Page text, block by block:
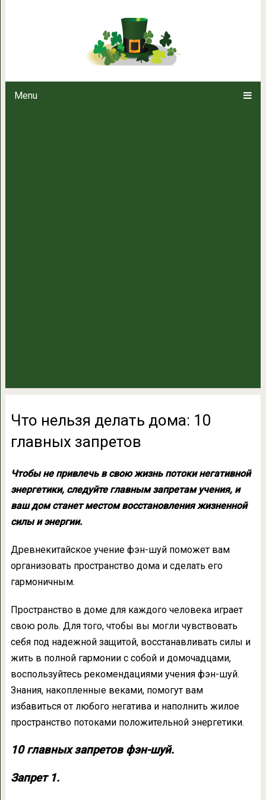
Menu
Что нельзя делать
Что нельзя делать дома: 10
главных запретов
Чтобы не привлечь в свою жизнь потоки негативной
энергетики, следуйте главным запретам учения, и
ваш дом станет местом восстановления жизненной
силы и энергии.
Древнекитайское учение фэн-шуй поможет вам
организовать пространство дома и сделать его
гармоничным.
Пространство в доме для каждого человека играет
свою роль. Для того, чтобы вы могли чувствовать
себя под надежной защитой, восстанавливать силы и
жить в полной гармонии с собой и домочадцами,
воспользуйтесь рекомендациями учения фэн-шуй.
Знания, накопленные веками, помогут вам
избавиться от любого негатива и наполнить жилое
пространство потоками положительной энергетики.
10 главных запретов фэн-шуй.
Запрет 1.